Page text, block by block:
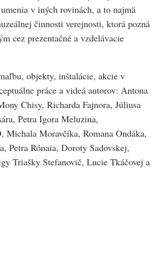
v iných rovinách, a to najmä
činnosti verejnosti, ktorá pozná
cez prezentačné a vzdelávacie
objekty, inštalácie, akcie v
práce a videá autorov: Antona
Chisy, Richarda Fajnora, Júliusa
Petra Igora Meluzina,
Michala Moravčíka, Romana Ondáka,
Petra Rónaia, Doroty Sadovskej,
Triašky Stefanovič, Lucie Tkáčovej a